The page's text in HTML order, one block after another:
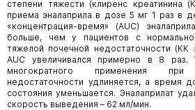
степени тяжести (клиренс креатинина
приема эналаприла в дозе 5 мг 1 раз в
«концентрация-время» (AUC)
больше, чем у пациентов с
тяжелой почечной недостаточности (КК
AUC увеличивался примерно в 8 раз.
многократного применения
недостаточности удлиняется, а время
состояния уменьшается. Эналаприлат
скорость выведения – 62 мл/мин.